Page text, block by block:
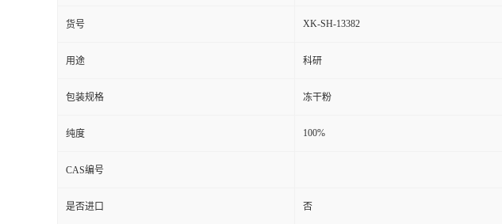
货号 XK-SH-13382
用途 科研
包装规格 冻干粉
纯度 100%
CAS编号
是否进口 否